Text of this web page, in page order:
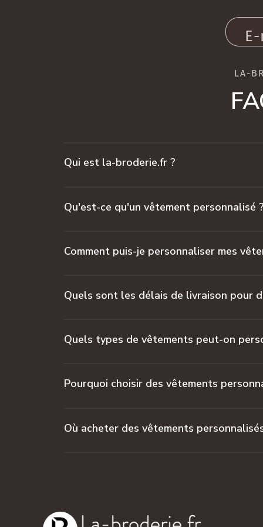
LA-
Qui est la-broderie.fr ?
Qu'est-ce qu'un vêtement personnalisé ?
Comment puis-je personnaliser mes
Quels sont les délais de livraison pour
Quels types de vêtements peut-on
Pourquoi choisir des vêtements
Où acheter des vêtements